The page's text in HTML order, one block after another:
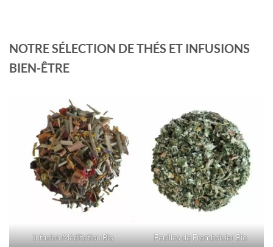
NOTRE SÉLECTION DE THÉS ET INFUSIONS
BIEN-ÊTRE
Infusion Méditation Bio Feuilles de Framboisier Bio